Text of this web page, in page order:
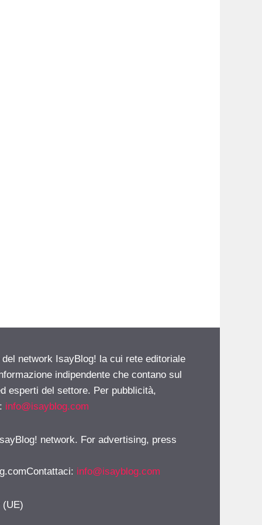
del network IsayBlog! la cui rete editoriale
indipendente che contano sul
esperti del settore. Per pubblicità,
info@isayblog.com
network. For advertising, press
: info@isayblog.com
(UE)